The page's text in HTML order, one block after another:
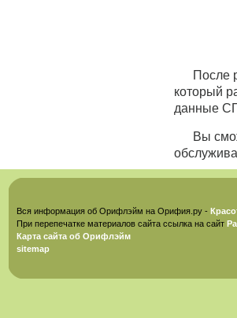
После
который
данные
Вы
Вся информация об Орифлэйм на Орифия.ру -
При перепечатке материалов сайта ссылка на сайт
Карта сайта об Орифлэйм
sitemap